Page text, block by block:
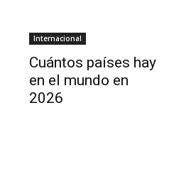
Internacional
Cuántos países hay
en el mundo en
2026